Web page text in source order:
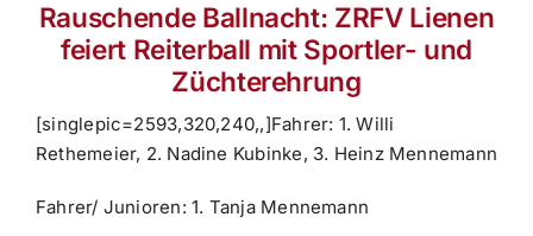
Rauschende Ballnacht: ZRFV Lienen
feiert Reiterball mit Sportler- und
Züchterehrung
[singlepic=2593,320,240,,]Fahrer: 1. Willi
Rethemeier, 2. Nadine Kubinke, 3. Heinz Mennemann
Fahrer/ Junioren: 1. Tanja Mennemann